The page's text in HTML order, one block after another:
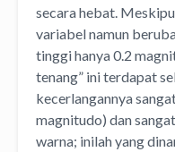
secara hebat.
variabel namun
tinggi hanya 0.2
tenang” ini terdapat
kecerlangannya
magnitudo) dan
warna; inilah yang